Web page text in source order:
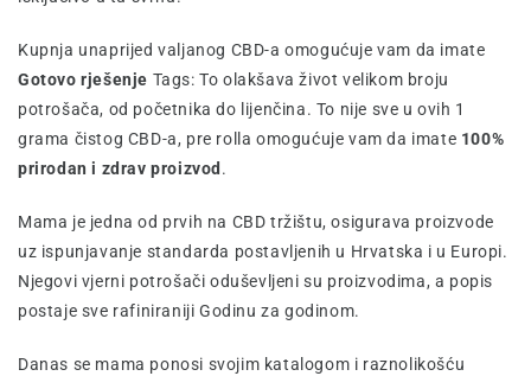
Kupnja unaprijed valjanog CBD-a omogućuje vam da imate
Gotovo rješenje Tags: To olakšava život velikom broju
potrošača, od početnika do lijenčina. To nije sve u ovih 1
grama čistog CBD-a, pre rolla omogućuje vam da imate 100%
prirodan i zdrav proizvod .
Mama je jedna od prvih na CBD tržištu, osigurava proizvode
uz ispunjavanje standarda postavljenih u Hrvatska i u Europi.
Njegovi vjerni potrošači oduševljeni su proizvodima, a popis
postaje sve rafiniraniji Godinu za godinom.
Danas se mama ponosi svojim katalogom i raznolikošću